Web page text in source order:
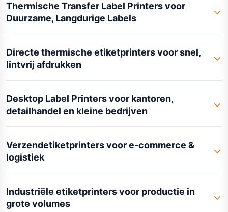
Thermische Transfer Label Printers voor
Duurzame, Langdurige Labels
Directe thermische etiketprinters voor snel,
lintvrij afdrukken
Desktop Label Printers voor kantoren,
detailhandel en kleine bedrijven
Verzendetiketprinters voor e-commerce &
logistiek
Industriële etiketprinters voor productie in
grote volumes